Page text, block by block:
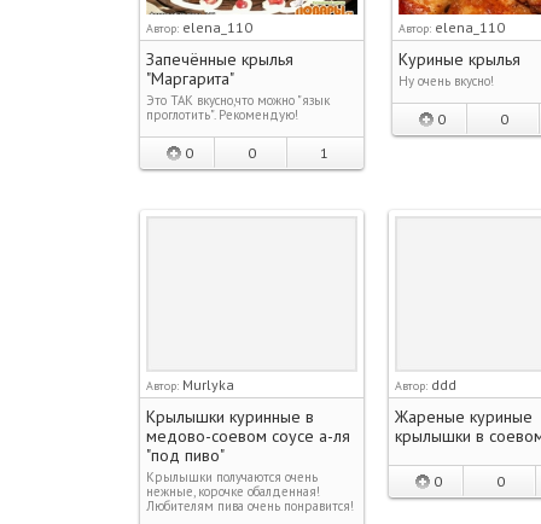
Автор: elena_110
Запечённые крылья
"Маргарита"
Это ТАК вкусно,что можно "язык
проглотить". Рекомендую!
0 0 1
Автор: elena_110
Куриные крылья
Ну очень вкусно!
0 0
Автор: Murlyka
Крылышки куринные в
медово-соевом соусе а-ля
"под пиво"
Крылышки получаются очень
нежные, корочке обалденная!
Любителям пива очень понравится!
Автор: ddd
Жареные куриные
крылышки в
0 0